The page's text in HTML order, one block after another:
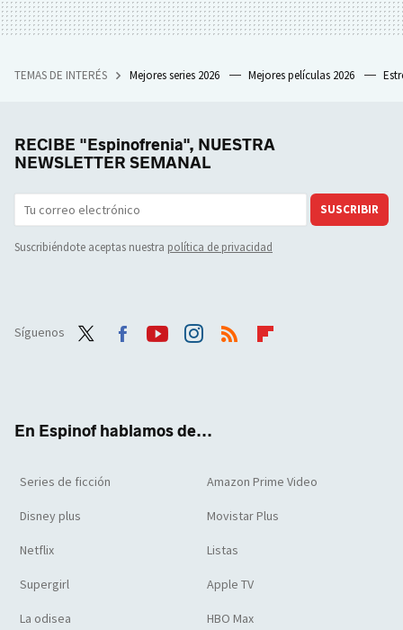
TEMAS DE INTERÉS Mejores series 2026 Mejores películas 2026
RECIBE "Espinofrenia", NUESTRA
NEWSLETTER SEMANAL
SUSCRIBIR
Suscribiéndote aceptas nuestra política de privacidad
Síguenos
En Espinof hablamos de...
Series de ficción Amazon Prime Video
Disney plus Movistar Plus
Netflix Listas
Supergirl Apple TV
La odisea HBO Max